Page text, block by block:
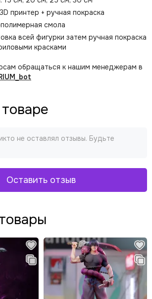
принтер + ручная покраска
смола
всей фигурки затем ручная покраска
красками
обращаться к нашим менеджерам в
не оставлял отзывы. Будьте
Оставить отзыв